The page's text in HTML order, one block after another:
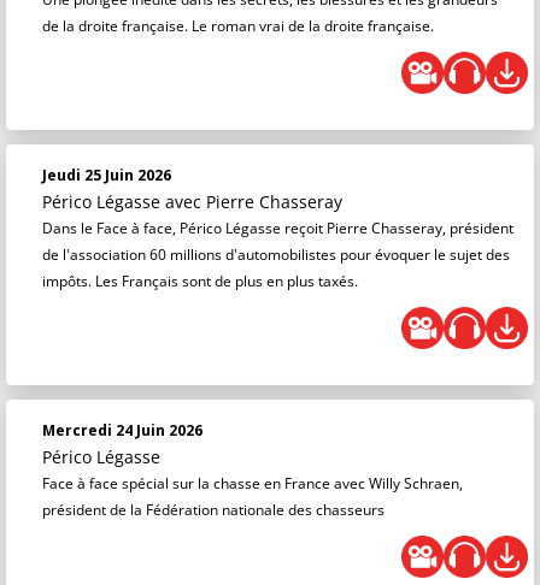
de la droite française. Le roman vrai de la droite française.
Jeudi 25 Juin 2026
Périco Légasse avec Pierre Chasseray
Dans le Face à face, Périco Légasse reçoit Pierre Chasseray, président
de l'association 60 millions d'automobilistes pour évoquer le sujet des
impôts. Les Français sont de plus en plus taxés.
Mercredi 24 Juin 2026
Périco Légasse
Face à face spécial sur la chasse en France avec Willy Schraen,
président de la Fédération nationale des chasseurs